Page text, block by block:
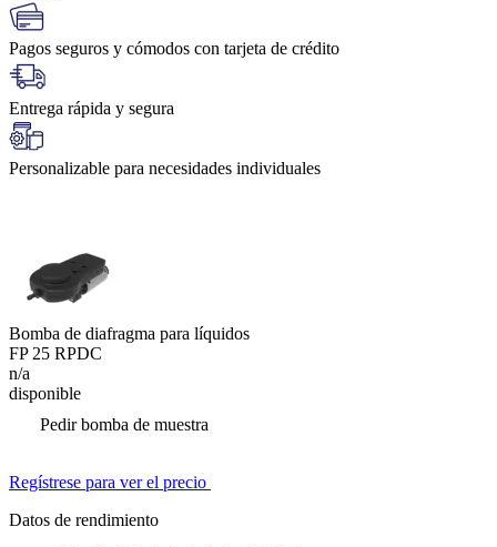
Pagos seguros y cómodos con tarjeta de crédito
Entrega rápida y segura
Personalizable para necesidades individuales
Bomba de diafragma para líquidos
FP 25 RPDC
n/a
disponible
Pedir bomba de muestra
Regístrese para ver el precio
Datos de rendimiento